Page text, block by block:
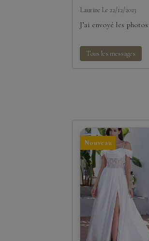
Laurine Le 22/12/2023
J’ai envoyé les
Tous les messages
Nouveau